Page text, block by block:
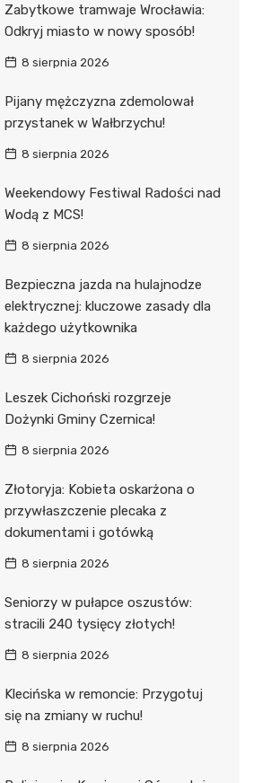
Zabytkowe tramwaje Wrocławia:
Odkryj miasto w nowy sposób!
8 sierpnia 2026
Pijany mężczyzna zdemolował
przystanek w Wałbrzychu!
8 sierpnia 2026
Weekendowy Festiwal Radości nad
Wodą z MCS!
8 sierpnia 2026
Bezpieczna jazda na hulajnodze
elektrycznej: kluczowe zasady dla
każdego użytkownika
8 sierpnia 2026
Leszek Cichoński rozgrzeje
Dożynki Gminy Czernica!
8 sierpnia 2026
Złotoryja: Kobieta oskarżona o
przywłaszczenie plecaka z
dokumentami i gotówką
8 sierpnia 2026
Seniorzy w pułapce oszustów:
stracili 240 tysięcy złotych!
8 sierpnia 2026
Klecińska w remoncie: Przygotuj
się na zmiany w ruchu!
8 sierpnia 2026